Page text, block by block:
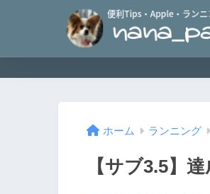
ホーム ランニング
【サブ3.5】